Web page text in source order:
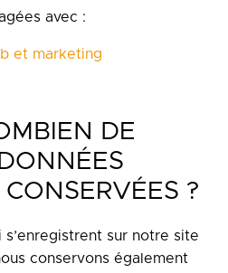
avec :
et marketing
DE
?
s’enregistrent sur notre site
conservons également